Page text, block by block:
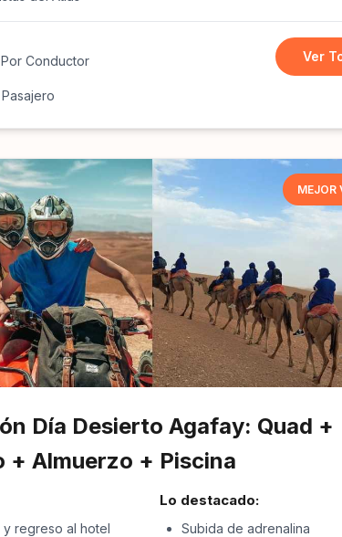
Por Conductor Ver
MEJOR
Día Desierto Agafay: Quad +
+ Almuerzo + Piscina
regreso al hotel
Lo destacado:
Subida de adrenalina